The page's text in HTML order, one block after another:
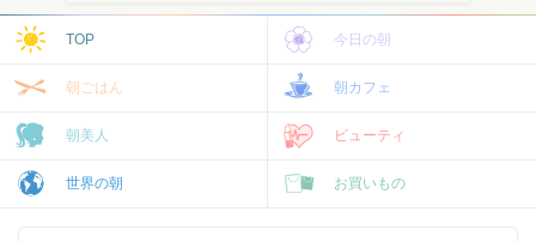
TOP 今日の朝
朝ごはん 朝カフェ
朝美人 ビューティ
世界の朝 お買いもの